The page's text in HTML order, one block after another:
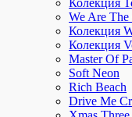
Колекция
We Are The
Колекция
Колекция
Master Of
Soft Neon
Rich Beach
Drive Me